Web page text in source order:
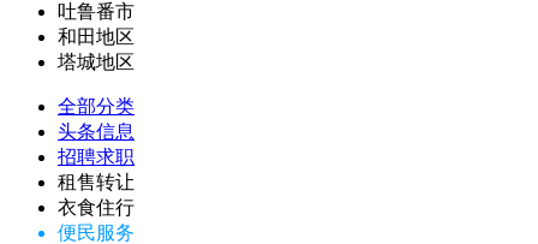
吐鲁番市
和田地区
塔城地区
全部分类
头条信息
招聘求职
租售转让
衣食住行
便民服务